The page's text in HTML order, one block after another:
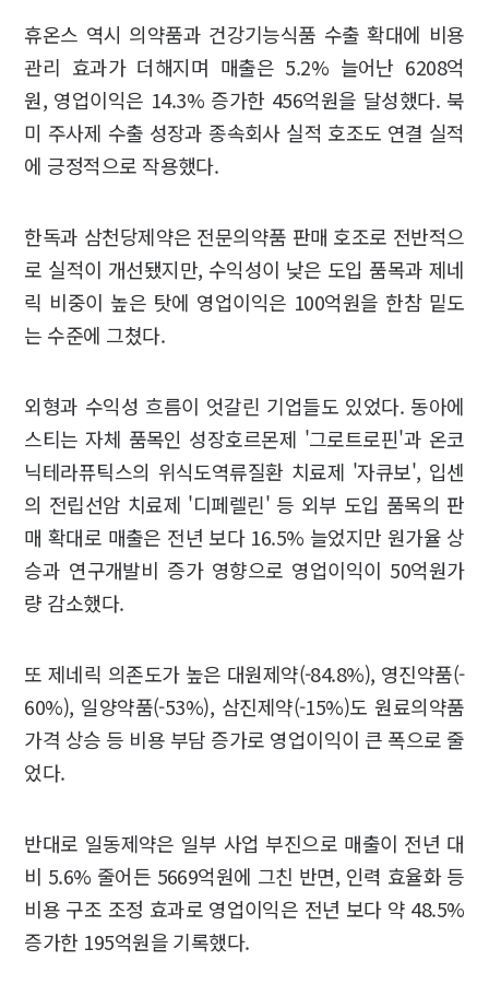
휴온스 역시 의약품과 건강기능식품 수출 확대에 비용
관리 효과가 더해지며 매출은 5.2% 늘어난 6208억
원, 영업이익은 14.3% 증가한 456억원을 달성했다. 북
미 주사제 수출 성장과 종속회사 실적 호조도 연결 실적
에 긍정적으로 작용했다.
한독과 삼천당제약은 전문의약품 판매 호조로 전반적으
로 실적이 개선됐지만, 수익성이 낮은 도입 품목과 제네
릭 비중이 높은 탓에 영업이익은 100억원을 한참 밑도
는 수준에 그쳤다.
외형과 수익성 흐름이 엇갈린 기업들도 있었다. 동아에
스티는 자체 품목인 성장호르몬제 '그로트로핀'과 온코
닉테라퓨틱스의 위식도역류질환 치료제 '자큐보', 입센
의 전립선암 치료제 '디페렐린' 등 외부 도입 품목의 판
매 확대로 매출은 전년 보다 16.5% 늘었지만 원가율 상
승과 연구개발비 증가 영향으로 영업이익이 50억원가
량 감소했다.
또 제네릭 의존도가 높은 대원제약(-84.8%), 영진약품(-
60%), 일양약품(-53%), 삼진제약(-15%)도 원료의약품
가격 상승 등 비용 부담 증가로 영업이익이 큰 폭으로 줄
었다.
반대로 일동제약은 일부 사업 부진으로 매출이 전년 대
비 5.6% 줄어든 5669억원에 그친 반면, 인력 효율화 등
비용 구조 조정 효과로 영업이익은 전년 보다 약 48.5%
증가한 195억원을 기록했다.